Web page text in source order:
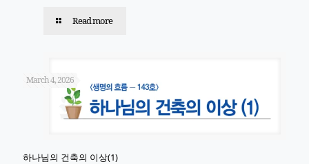
Read more
March 4, 2026
하나님의 건축의 이상(1)